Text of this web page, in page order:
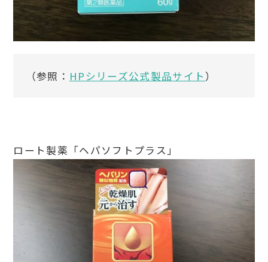
（参照： HPシリーズ公式製品サイト ）
ロート製薬「ヘパソフトプラス」